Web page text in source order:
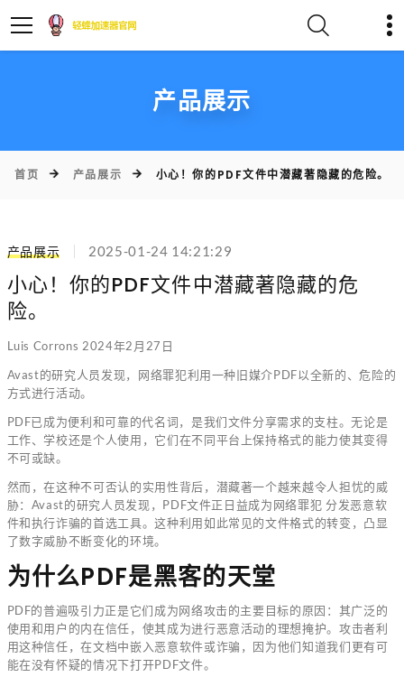
产品展示
首页 产品展示 小心！你的PDF文件中潜藏著隐藏的危险。
产品展示 2025-01-24 14:21:29
小心！你的PDF文件中潜藏著隐藏的危
险。
Luis Corrons 2024年2月27日
Avast的研究人员发现，网络罪犯利用一种旧媒介PDF以全新的、危险的
方式进行活动。
PDF已成为便利和可靠的代名词，是我们文件分享需求的支柱。无论是
工作、学校还是个人使用，它们在不同平台上保持格式的能力使其变得
不可或缺。
然而，在这种不可否认的实用性背后，潜藏著一个越来越令人担忧的威
胁：Avast的研究人员发现，PDF文件正日益成为网络罪犯 分发恶意软
件和执行诈骗的首选工具。这种利用如此常见的文件格式的转变，凸显
了数字威胁不断变化的环境。
为什么PDF是黑客的天堂
PDF的普遍吸引力正是它们成为网络攻击的主要目标的原因：其广泛的
使用和用户的内在信任，使其成为进行恶意活动的理想掩护。攻击者利
用这种信任，在文档中嵌入恶意软件或诈骗，因为他们知道我们更有可
能在没有怀疑的情况下打开PDF文件。